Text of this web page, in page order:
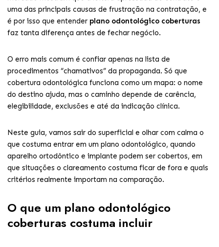
uma das principais causas de frustração na contratação, e
é por isso que entender plano odontológico coberturas
faz tanta diferença antes de fechar negócio.
O erro mais comum é confiar apenas na lista de
procedimentos “chamativos” da propaganda. Só que
cobertura odontológica funciona como um mapa: o nome
do destino ajuda, mas o caminho depende de carência,
elegibilidade, exclusões e até da indicação clínica.
Neste guia, vamos sair do superficial e olhar com calma o
que costuma entrar em um plano odontológico, quando
aparelho ortodôntico e implante podem ser cobertos, em
que situações o clareamento costuma ficar de fora e quais
critérios realmente importam na comparação.
O que um plano odontológico
coberturas costuma incluir